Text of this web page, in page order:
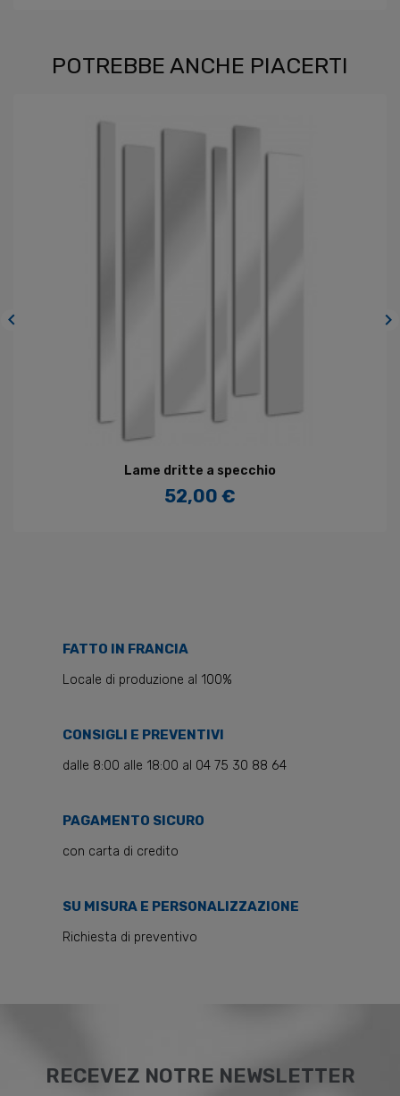
POTREBBE ANCHE PIACERTI

Lame dritte a specchio
Prezzo
52,00 €

FATTO IN FRANCIA
Locale di produzione al 100%
CONSIGLI E PREVENTIVI
dalle 8:00 alle 18:00 al 04 75 30 88 64
PAGAMENTO SICURO
con carta di credito
SU MISURA E PERSONALIZZAZIONE
Richiesta di preventivo
RECEVEZ NOTRE NEWSLETTER